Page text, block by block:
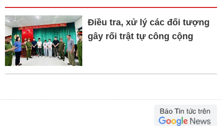
Điều tra, xử lý các đối tượng
gây rối trật tự công cộng